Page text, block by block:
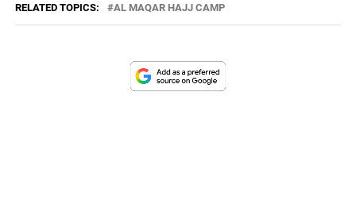
RELATED TOPICS: AL MAQAR HAJJ CAMP